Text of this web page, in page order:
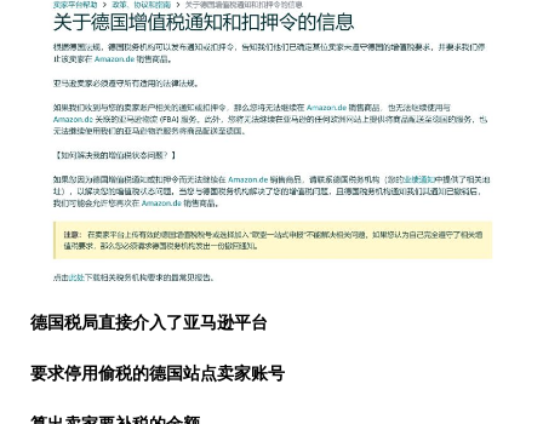
德国税局直接介入了亚马逊平台
要求停用偷税的德国站点卖家账号